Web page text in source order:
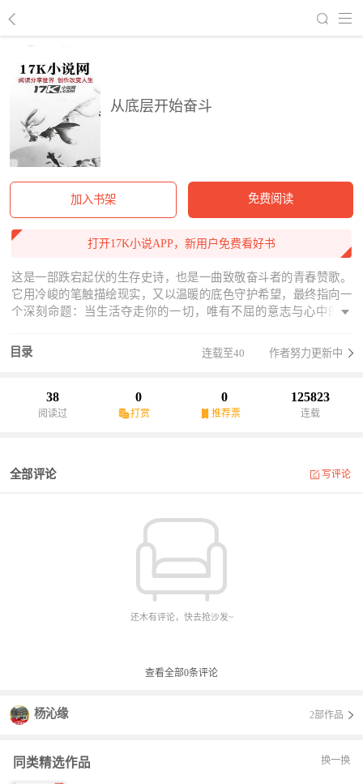
从底层开始奋斗
加入书架 免费阅读
打开17K小说APP，新用户免费看好书
这是一部跌宕起伏的生存史诗，也是一曲致敬奋斗者的青春赞歌。
它用冷峻的笔触描绘现实，又以温暖的底色守护希望，最终指向一
个深刻命题：当生活夺走你的一切，唯有不屈的意志与心中的善
目录
连载至40 作者努力更新中
38
阅读过
0
打赏
0
推荐票
125823
连载
全部评论 写评论
还木有评论，快去抢沙发~
查看全部0条评论
杨沁缘 2部作品
同类精选作品 换一换